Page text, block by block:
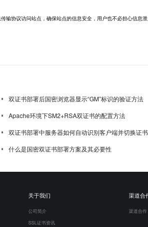
输协议访问站点，确保站点的信息安全，用户也不必担心信息
双证书部署后国密浏览器显示“GM”标识的验证方法
Apache环境下SM2+RSA双证书的配置方法
双证书部署中服务器如何自动识别客户端并切换证书
什么是国密双证书部署方案及其必要性
关于我们
公司简介
SSL证书资讯
渠道合
渠道合作